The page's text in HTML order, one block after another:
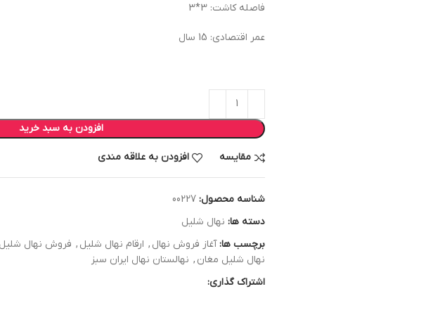
فاصله کاشت: 3*3
عمر اقتصادی: 15 سال
افزودن به سبد خرید
مقایسه افزودن به علاقه مندی
شناسه محصول: 00227
دسته ها: نهال شلیل
برچسب ها: آغاز فروش نهال , ارقام نهال شلیل , فروش نهال
نهال شلیل مغان , نهالستان نهال ایران سبز
اشتراک گذاری: